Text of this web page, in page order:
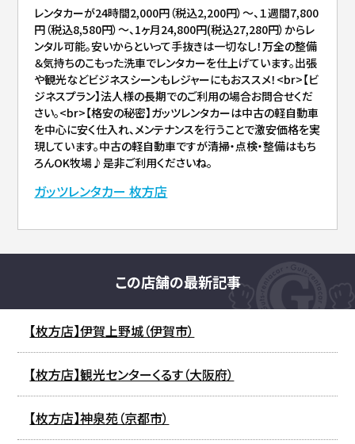
レンタカーが24時間2,000円（税込2,200円）～、１週間7,800
円（税込8,580円）～、1ヶ月24,800円(税込27,280円）からレ
ンタル可能。安いからといって手抜きは一切なし！万全の整備
＆気持ちのこもった洗車でレンタカーを仕上げています。出張
や観光などビジネスシーンもレジャーにもおススメ！<br>【ビ
ジネスプラン】法人様の長期でのご利用の場合お問合せくだ
さい。<br>【格安の秘密】ガッツレンタカーは中古の軽自動車
を中心に安く仕入れ、メンテナンスを行うことで激安価格を実
現しています。中古の軽自動車ですが清掃・点検・整備はもち
ろんOK牧場♪是非ご利用くださいね。
ガッツレンタカー 枚方店
この店舗の最新記事
【枚方店】伊賀上野城（伊賀市）
【枚方店】観光センターくるす（大阪府）
【枚方店】神泉苑（京都市）